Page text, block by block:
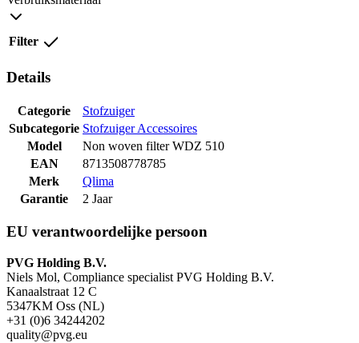
Filter
Details
Categorie
Stofzuiger
Subcategorie Stofzuiger Accessoires
Model
Non woven filter WDZ 510
EAN
8713508778785
Merk
Qlima
Garantie
2 Jaar
EU verantwoordelijke persoon
PVG Holding B.V.
Niels Mol, Compliance specialist PVG Holding B.V.
Kanaalstraat 12 C
5347KM Oss (NL)
+31 (0)6 34244202
quality@pvg.eu